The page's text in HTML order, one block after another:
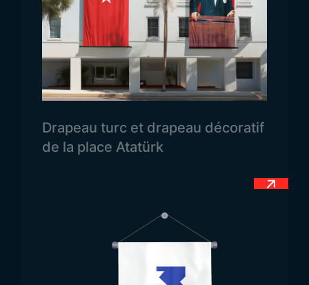
renommée mondiale des tapis turkmènes. Ces cinq
motifs symbolisent également lescinq tribus
principalesdu Turkménistan. À droite de ces
motifs, dans la partie supérieure, se trouvent un
croissant etcinq étoiles. Les cinq étoiles
que le croissant est à la fois un symbole religieux
et une expression d’espoir pour l’avenir
culture, la religion et la structure sociale du
Dimensions du Drapeau
du Turkménistan
Drapeau turc et drapeau décoratif
de la place Atatürk